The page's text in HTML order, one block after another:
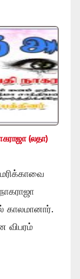
(லதா)
காலமானார்.
விபரம்